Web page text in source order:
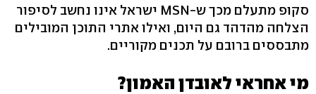
סקופ מתעלם מכך ש-MSN ישראל אינו נחשב לסיפור
הצלחה מהדהד גם היום, ואילו אתרי התוכן המובילים
מתבססים ברובם על תכנים מקוריים.
מי אחראי לאובדן האמון?